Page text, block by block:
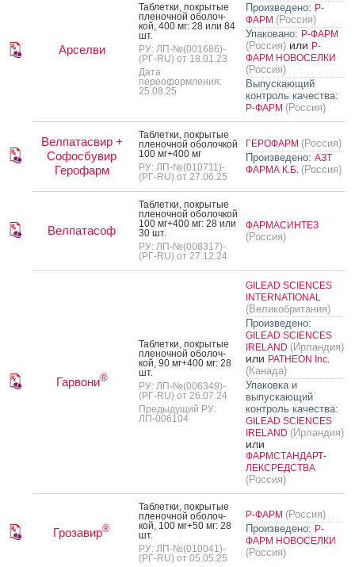
Арселви
Таб­летки, пок­ры­тые
пле­ноч­ной обо­лоч­
кой, 400 мг: 28 или 84
шт.
РУ: ЛП-№(001686)-
(РГ-RU) от 18.01.23
Дата
переоформления:
25.08.25
Произведено: Р-
ФАРМ (Россия)
Упаковано: Р-ФАРМ
(Россия) или Р-
ФАРМ НОВОСЕЛКИ
(Россия)
Выпускающий
контроль качества:
Р-ФАРМ (Россия)
Велпатасвир +
Софосбувир
Герофарм
Таб­летки, пок­ры­тые
пле­ноч­ной обо­лоч­кой
100 мг+400 мг
РУ: ЛП-№(010711)-
(РГ-RU) от 27.06.25
ГЕРОФАРМ (Россия)
Произведено: АЗТ
ФАРМА К.Б. (Россия)
Велпатасоф
Таб­летки, пок­ры­тые
пле­ноч­ной обо­лоч­кой
100 мг+400 мг: 28 или
30 шт.
РУ: ЛП-№(008317)-
(РГ-RU) от 27.12.24
ФАРМАСИНТЕЗ
(Россия)
Гарвони®
Таб­летки, пок­ры­тые
пле­ноч­ной обо­лоч­
кой, 90 мг+400 мг: 28
шт.
РУ: ЛП-№(006349)-
(РГ-RU) от 26.07.24
Предыдущий РУ:
ЛП-006104
GILEAD SCIENCES
INTERNATIONAL
(Великобритания)
Произведено:
GILEAD SCIENCES
IRELAND (Ирландия)
или PATHEON Inc.
(Канада)
Упаковка и
выпускающий
контроль качества:
GILEAD SCIENCES
IRELAND (Ирландия)
или
ФАРМСТАНДАРТ-
ЛЕКСРЕДСТВА
(Россия)
Грозавир®
Таб­летки, пок­ры­тые
пле­ноч­ной обо­лоч­
кой, 100 мг+50 мг: 28
шт.
РУ: ЛП-№(010041)-
(РГ-RU) от 05.05.25
Р-ФАРМ (Россия)
Произведено: Р-
ФАРМ НОВОСЕЛКИ
(Россия)